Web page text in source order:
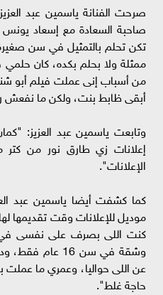
صرحت الفنانة ياسمين عبد
تكن تحلم بالتمثيل في سن
ممثلة ولا بحلم بكده، كان
من أسباب إنى عملت فيلم أبو
أبقى ظابط بنت، ولكن ما نفعش
وتابعت ياسمين عبد العزيز:
إعلانات زي طارق نور من كتر
الإعلانات".
كما كشفت أيضا ياسمين عبد
موديل للإعلانات وقت تقديمها
كنت اللى بصرف على نفسى في
وشقة في سن 16
عن اللى حواليا، وعمري ما عملت
حاجة غلط".